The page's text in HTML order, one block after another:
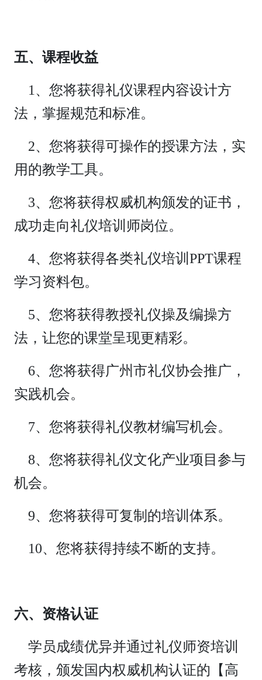
五、课程收益
1、您将获得礼仪课程内容设计方
法，掌握规范和标准。
2、您将获得可操作的授课方法，实
用的教学工具。
3、您将获得权威机构颁发的证书，
成功走向礼仪培训师岗位。
4、您将获得各类礼仪培训PPT课程
学习资料包。
5、您将获得教授礼仪操及编操方
法，让您的课堂呈现更精彩。
6、您将获得广州市礼仪协会推广，
实践机会。
7、您将获得礼仪教材编写机会。
8、您将获得礼仪文化产业项目参与
机会。
9、您将获得可复制的培训体系。
10、您将获得持续不断的支持。
六、资格认证
学员成绩优异并通过礼仪师资培训
考核，颁发国内权威机构认证的【高